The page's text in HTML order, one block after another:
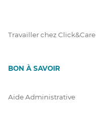
Travailler chez Click&Care
BON À SAVOIR
Aide Administrative